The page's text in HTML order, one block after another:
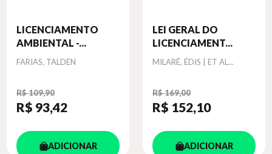
LICENCIAMENTO
AMBIENTAL -...
Autor
FARIAS, TALDEN
R$ 109,90
R$ 93,42
ADICIONAR
LEI GERAL DO
LICENCIAMENT...
Autor
MILARÉ, ÉDIS | ET AL...
R$ 169,00
R$ 152,10
ADICIONAR